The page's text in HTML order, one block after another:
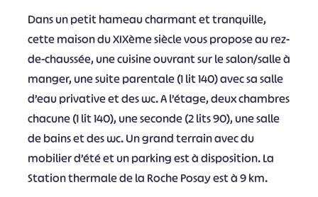
Dans un petit hameau charmant et tranquille,
cette maison du XIXème siècle vous propose au rez-
de-chaussée, une cuisine ouvrant sur le salon/salle à
manger, une suite parentale (1 lit 140) avec sa salle
d’eau privative et des wc. A l’étage, deux chambres
chacune (1 lit 140), une seconde (2 lits 90), une salle
de bains et des wc. Un grand terrain avec du
mobilier d’été et un parking est à disposition. La
Station thermale de la Roche Posay est à 9 km.